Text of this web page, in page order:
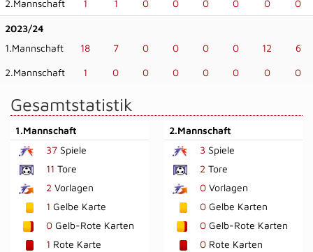
2.Mannschaft 1 1 0 0 0 0 0 0
2023/24
1.Mannschaft
18 7 0 0 0 0 12 6
2.Mannschaft 1 0 0 0 0 0 0 0
Gesamtstatistik
1.Mannschaft
37 Spiele
11 Tore
2 Vorlagen
1 Gelbe Karte
0 Gelb-Rote Karten
1 Rote Karte
2.Mannschaft
3 Spiele
2 Tore
0Vorlagen
0Gelbe Karten
0Gelb-Rote Karten
0Rote Karten